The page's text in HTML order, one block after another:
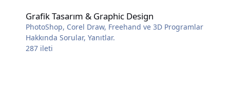
Grafik Tasarım & Graphic Design
PhotoShop, Corel Draw, Freehand ve 3D Programlar
Hakkında Sorular, Yanıtlar.
287 ileti